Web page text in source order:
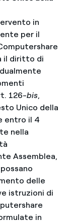
in
per il
il diritto di
126-bis,
Unico della
entro il 4
nella
Assemblea,
delle
istruzioni di
in